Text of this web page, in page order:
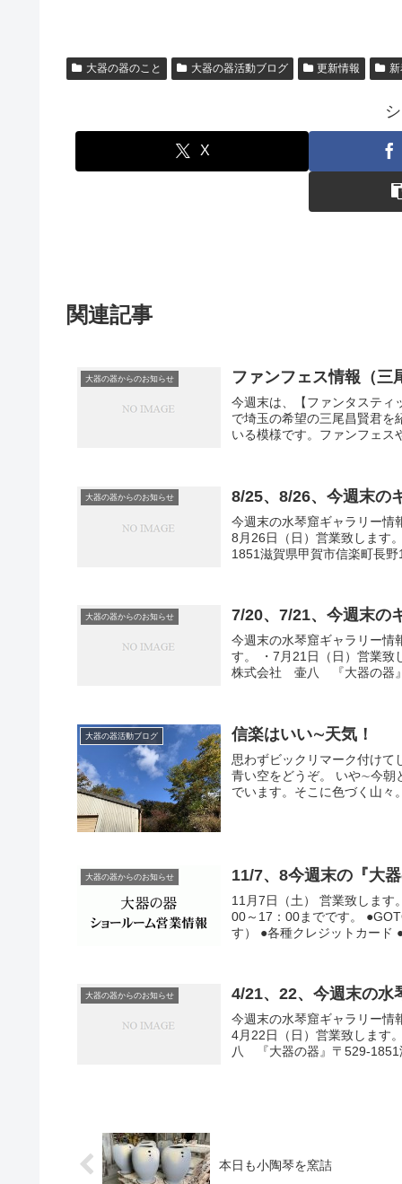
大器の器のこと 大器の器活動ブログ 更新情報
X
関連記事
大器の器からのお知らせ ファンフェス情報（三
今週末は、【ファンタスティ
で埼玉の希望の三尾昌賢君を
いる模様です。ファンフェス
大器の器からのお知らせ 8/25、8/26、今週末の
今週末の水琴窟ギャラリー情
8月26日（日）営業致しま
1851滋賀県甲賀市信楽町長
大器の器からのお知らせ 7/20、7/21、今週末の
今週末の水琴窟ギャラリー情
す。 ・7月21日（日）営業致
株式会社 壷八 『大器の器
大器の器活動ブログ 信楽はいい∼天気！
思わずビックリマーク付けて
青い空をどうぞ。 いや∼今朝
でいます。そこに色づく山々
大器の器からのお知らせ 11/7、8今週末の『大
11月7日（土） 営業致します
00～17：00までです。
す） ●各種クレジットカード
大器の器からのお知らせ 4/21、22、今週末の水
今週末の水琴窟ギャラリー情
4月22日（日）営業致します
八 『大器の器』〒529-1851
本日も小陶琴を窯詰